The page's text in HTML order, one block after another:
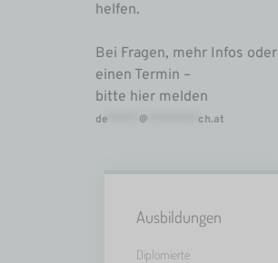
helfen.
Bei Fragen, mehr Infos oder
einen Termin –
bitte hier melden
de @ ch.at
Ausbildungen
Diplomierte